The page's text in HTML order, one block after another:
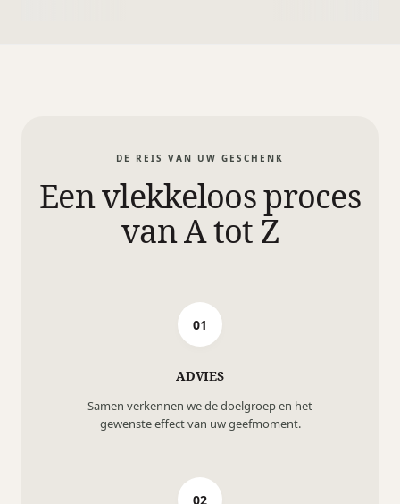
DE REIS VAN UW GESCHENK
Een vlekkeloos proces
van A tot Z
01
ADVIES
Samen verkennen we de doelgroep en het
gewenste effect van uw geefmoment.
02